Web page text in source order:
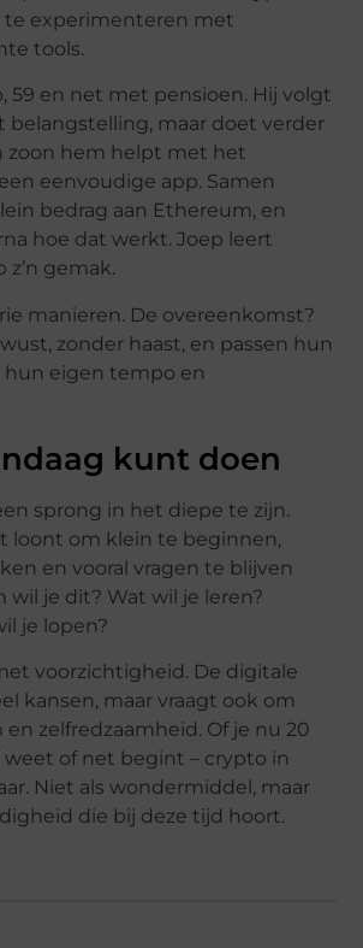
te experimenteren met
tools.
59 en net met pensioen. Hij volgt
belangstelling, maar doet verder
zoon hem helpt met het
eenvoudige app. Samen
bedrag aan Ethereum, en
hoe dat werkt. Joep leert
z’n gemak.
manieren. De overeenkomst?
zonder haast, en passen hun
hun eigen tempo en
kunt doen
sprong in het diepe te zijn.
loont om klein te beginnen,
en vooral vragen te blijven
wil je dit? Wat wil je leren?
je lopen?
voorzichtigheid. De digitale
kansen, maar vraagt ook om
zelfredzaamheid. Of je nu 20
weet of net begint – crypto in
Niet als wondermiddel, maar
die bij deze tijd hoort.